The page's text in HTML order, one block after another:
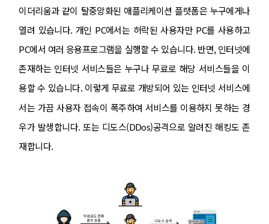
이더리움과 같이 탈중앙화된 애플리케이션 플랫폼은 누구에게나
열려 있습니다. 개인 PC에서는 허락된 사용자만 PC를 사용하고
PC에서 여러 응용프로그램을 실행할 수 있습니다. 반면, 인터넷에
존재하는 인터넷 서비스들은 누구나 무료로 해당 서비스들을 이
용할 수 있습니다. 이렇게 무료로 개방되어 있는 인터넷 서비스에
서는 가끔 사용자 접속이 폭주하여 서비스를 이용하지 못하는 경
우가 발생합니다. 또는 디도스(DDos)공격으로 알려진 해킹도 존
재합니다.